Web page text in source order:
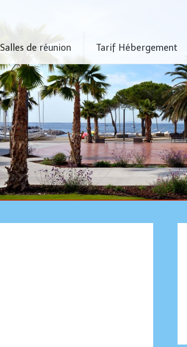
Salles de réunion Tarif Hébergement